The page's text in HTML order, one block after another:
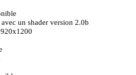
un shader version 2.0b